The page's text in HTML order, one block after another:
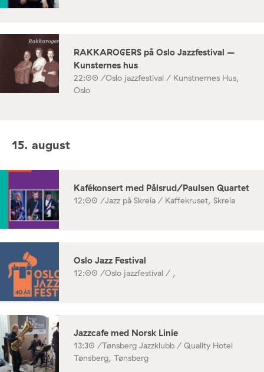
RAKKAROGERS på Oslo Jazzfestival –
Kunsternes hus
22:00 /Oslo jazzfestival / Kunstnernes Hus,
Oslo
15. august
Kafékonsert med Pålsrud/Paulsen Quartet
12:00 /Jazz på Skreia / Kaffekruset, Skreia
Oslo Jazz Festival
12:00 /Oslo jazzfestival / ,
Jazzcafe med Norsk Linie
13:30 /Tønsberg Jazzklubb / Quality Hotel
Tønsberg, Tønsberg